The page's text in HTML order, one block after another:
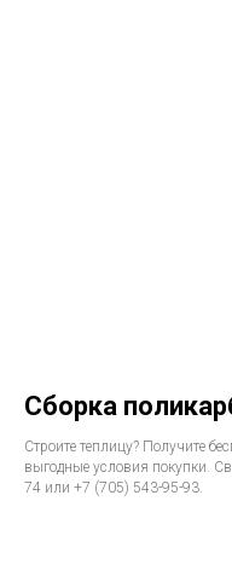
Сборка
Строите теплицу? Получите
выгодные условия покупки.
74 или +7 (705) 543-95-93.